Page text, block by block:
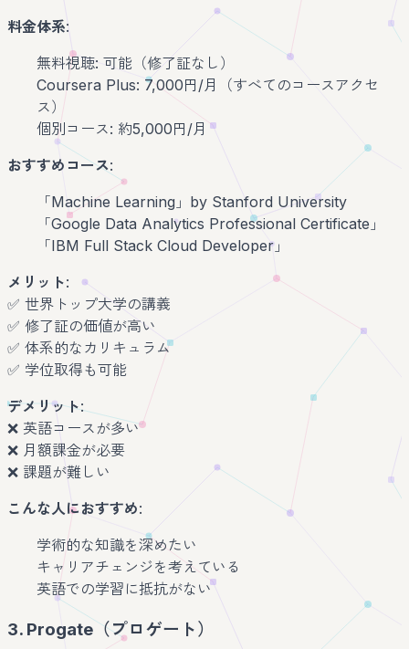
料金体系:
無料視聴: 可能（修了証なし）
Coursera Plus: 7,000円/月（すべてのコースアクセ
ス）
個別コース: 約5,000円/月
おすすめコース:
「Machine Learning」by Stanford University
「Google Data Analytics Professional Certificate」
「IBM Full Stack Cloud Developer」
メリット:
✅ 世界トップ大学の講義
✅ 修了証の価値が高い
✅ 体系的なカリキュラム
✅ 学位取得も可能
デメリット:
❌ 英語コースが多い
❌ 月額課金が必要
❌ 課題が難しい
こんな人におすすめ:
学術的な知識を深めたい
キャリアチェンジを考えている
英語での学習に抵抗がない
3. Progate（プロゲート）